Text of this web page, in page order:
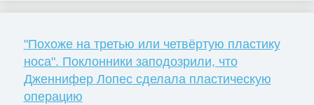
"Похоже на третью или четвёртую пластику
носа". Поклонники заподозрили, что
Дженнифер Лопес сделала пластическую
операцию